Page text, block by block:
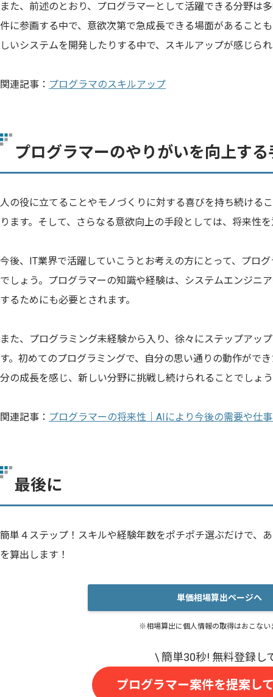
また、前述のとおり、プログラマーとして活躍できる分野は
件に参画する中で、意欲次第で急成長できる場面があること
しいシステムを開発したりする中で、スキルアップが感じら
関連記事： プログラマのスキルアップ
プログラマーのやりがいを向上する
人の役に立てることやモノづくりに対する喜びを持ち続ける
ります。そして、さらなる意欲向上の手段としては、将来性
今後、IT業界で活躍していこうとお考えの方にとって、プロ
でしょう。プログラマーの知識や経験は、システムエンジニ
するためにも必要とされます。
また、プログラミング未経験から入り、徐々にステップアッ
す。初めてのプログラミングで、自分の思い通りの動作がで
分の成長を感じ、新しい分野に挑戦し続けられることでしょ
関連記事： プログラマーの将来性｜AIにより今後の需要や仕
最後に
簡単４ステップ！スキルや経験年数をポチポチ選ぶだけで、
を算出します！
単価相場算出ページへ
※相場算出に個人情報の取得はおこない
プログラマー案件を提案し